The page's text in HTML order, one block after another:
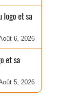
logo et sa
6, 2026
et sa
5, 2026